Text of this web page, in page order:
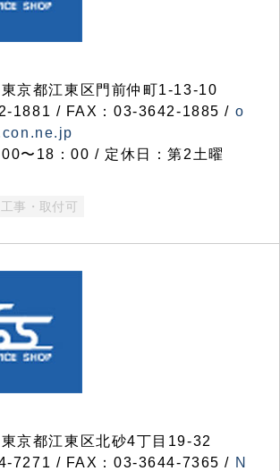
京都江東区門前仲町1-13-10
1881 / FAX：03-3642-1885 / o
〜18：00 / 定休日：第2土曜
工事・取付可
京都江東区北砂4丁目19-32
/ FAX：03-3644-7365 / N